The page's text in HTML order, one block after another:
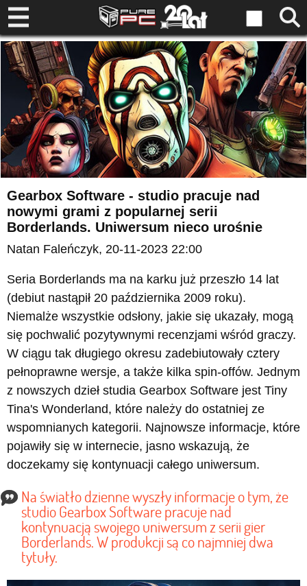
Gearbox Software - studio pracuje nad
nowymi grami z popularnej serii
Borderlands. Uniwersum nieco urośnie
Natan Faleńczyk, 20-11-2023 22:00
Seria Borderlands ma na karku już przeszło 14 lat
(debiut nastąpił 20 października 2009 roku).
Niemalże wszystkie odsłony, jakie się ukazały, mogą
się pochwalić pozytywnymi recenzjami wśród graczy.
W ciągu tak długiego okresu zadebiutowały cztery
pełnoprawne wersje, a także kilka spin-offów. Jednym
z nowszych dzieł studia Gearbox Software jest Tiny
Tina's Wonderland, które należy do ostatniej ze
wspomnianych kategorii. Najnowsze informacje, które
pojawiły się w internecie, jasno wskazują, że
doczekamy się kontynuacji całego uniwersum.
Na światło dzienne wyszły informacje o tym, że
studio Gearbox Software pracuje nad
kontynuacją swojego uniwersum z serii gier
Borderlands. W produkcji są co najmniej dwa
tytuły.